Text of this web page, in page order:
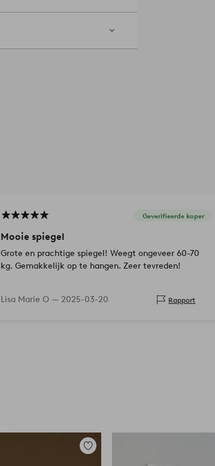
Geverifieerde koper
Mooie spiegel
Grote en prachtige spiegel! Weegt ongeveer 60-70
kg. Gemakkelijk op te hangen. Zeer tevreden!
Lisa Marie O — 2025-03-20 Rapport
Toevoegen